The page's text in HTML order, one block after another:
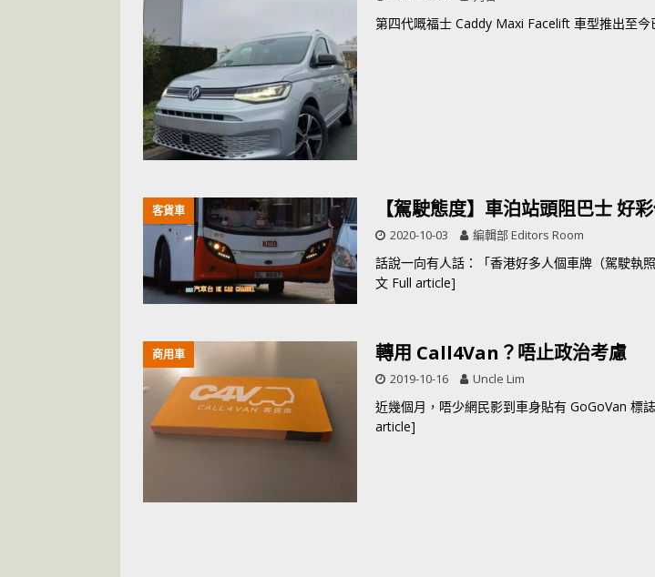
第四代嘅福士 Caddy Maxi Facelift 車型推出至今
客貨車 【駕駛態度】車泊站頭阻巴士 好
2020-10-03 編輯部 Editors Room
話說一向有人話：「香港好多人個車牌（駕駛執
文 Full article]
商用車 轉用 Call4Van？唔止政治考慮
2019-10-16 Uncle Lim
近幾個月，唔少網民影到車身貼有 GoGoVan 標
article]